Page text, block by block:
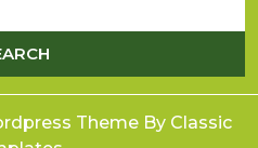
Theme By Classic